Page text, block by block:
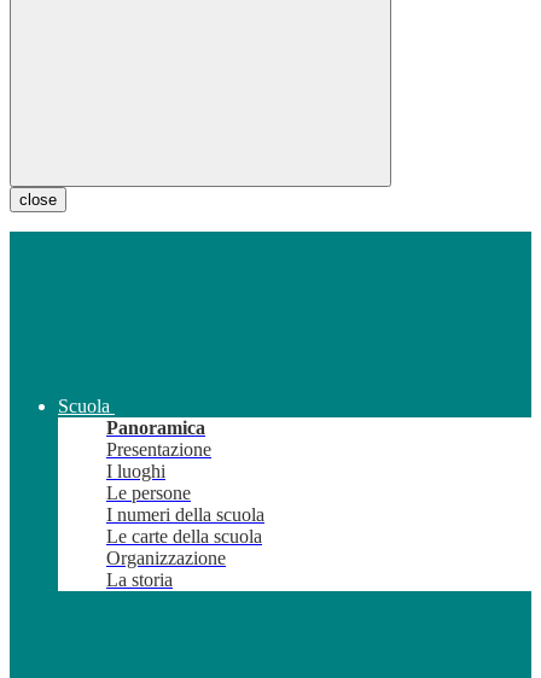
close
Scuola
Panoramica
Presentazione
I luoghi
Le persone
I numeri della scuola
Le carte della scuola
Organizzazione
La storia